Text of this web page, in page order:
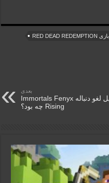
بازی RED DEAD REDEMPTION
بعدی
دلیل لغو دنباله Immortals Fenyx
Rising چه بود؟